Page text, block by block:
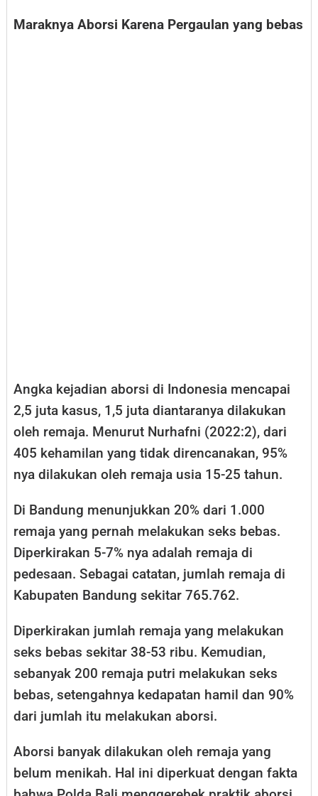
Maraknya Aborsi Karena Pergaulan yang bebas
Angka kejadian aborsi di Indonesia mencapai
2,5 juta kasus, 1,5 juta diantaranya dilakukan
oleh remaja. Menurut Nurhafni (2022:2), dari
405 kehamilan yang tidak direncanakan, 95%
nya dilakukan oleh remaja usia 15-25 tahun.
Di Bandung menunjukkan 20% dari 1.000
remaja yang pernah melakukan seks bebas.
Diperkirakan 5-7% nya adalah remaja di
pedesaan. Sebagai catatan, jumlah remaja di
Kabupaten Bandung sekitar 765.762.
Diperkirakan jumlah remaja yang melakukan
seks bebas sekitar 38-53 ribu. Kemudian,
sebanyak 200 remaja putri melakukan seks
bebas, setengahnya kedapatan hamil dan 90%
dari jumlah itu melakukan aborsi.
Aborsi banyak dilakukan oleh remaja yang
belum menikah. Hal ini diperkuat dengan fakta